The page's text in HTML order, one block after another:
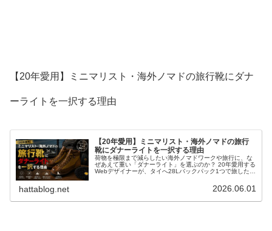
【20年愛用】ミニマリスト・海外ノマドの旅行靴にダナ
ーライトを一択する理由
【20年愛用】ミニマリスト・海外ノマドの旅行
靴にダナーライトを一択する理由
荷物を極限まで減らしたい海外ノマドワークや旅行に、な
ぜあえて重い「ダナーライト」を選ぶのか？ 20年愛用する
Webデザイナーが、タイへ28Lバックパック1つで旅した実
hattablog.net 2026.06.01